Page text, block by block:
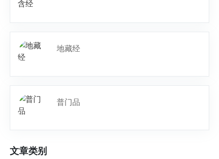
地藏经
普门品
文章类别